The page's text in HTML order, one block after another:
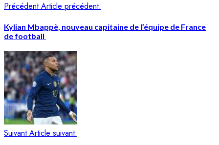
Précédent Article précédent:
Kylian Mbappè, nouveau capitaine de l’équipe de France
de football
Suivant Article suivant: